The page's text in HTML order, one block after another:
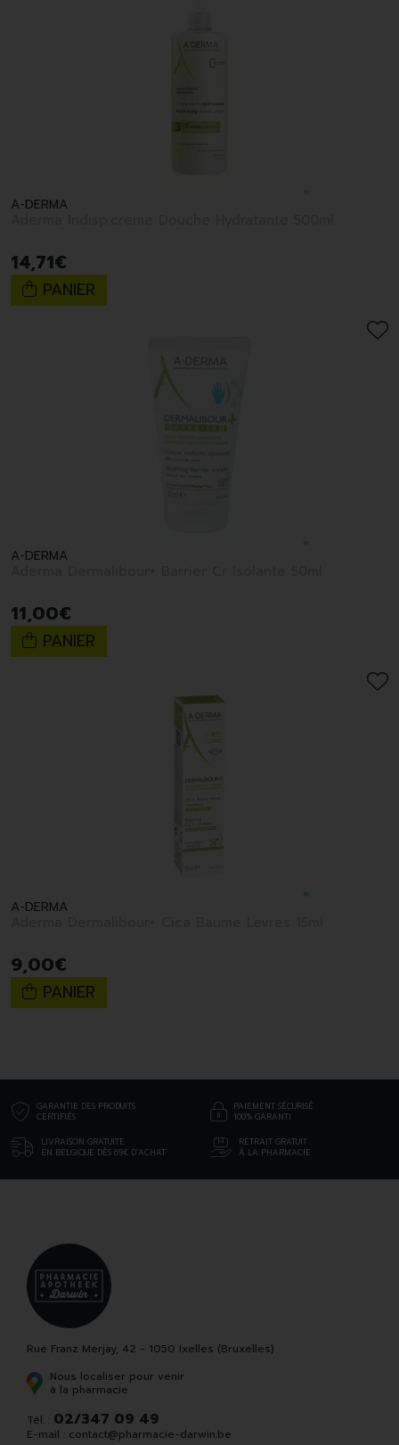
A-DERMA
14,71€
PANIER
A-DERMA
11,00€
PANIER
A-DERMA
9,00€
PANIER
GARANTIE DES PRODUITS
CERTIFIÉS
PAIEMENT SÉCURISÉ
100% GARANTI
LIVRAISON GRATUITE
EN BELGIQUE DÈS 69€ D’ACHAT
RETRAIT GRATUIT
À LA PHARMACIE
Rue Franz Merjay, 42 - 1050 Ixelles (Bruxelles)
Nous localiser pour venir
à la pharmacie
Tél. : 02/347 09 49
E-mail : contact@pharmacie-darwin.be